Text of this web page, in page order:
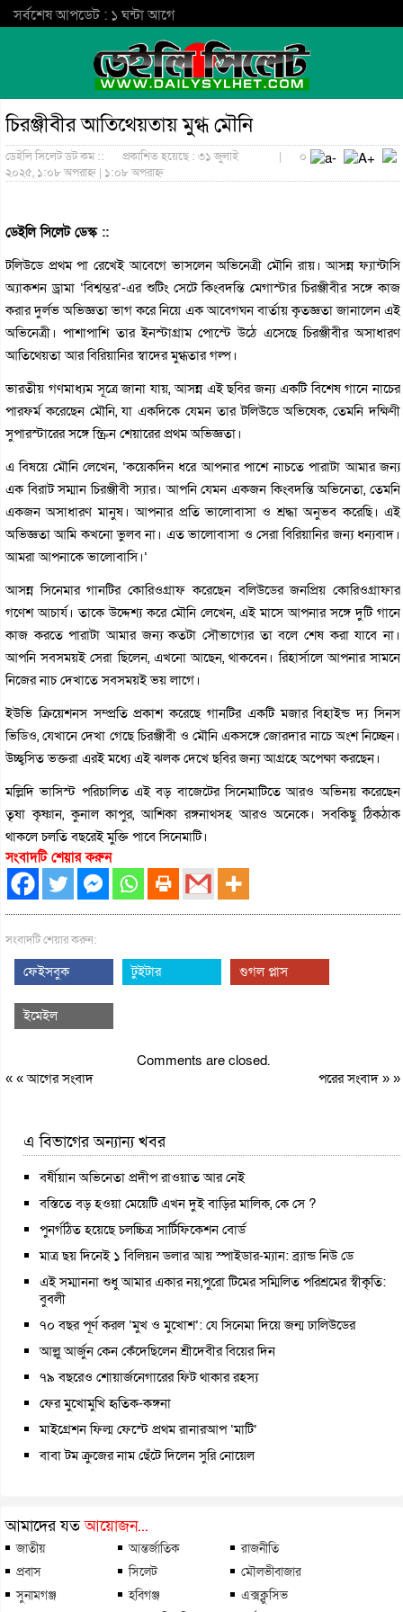
সর্বশেষ আপডেট : ১ ঘন্টা আগে
চিরঞ্জীবীর আতিথেয়তায় মুগ্ধ মৌনি
ডেইলি সিলেট ডট কম ::
প্রকাশিত হয়েছে : ৩১ জুলাই
২০২৫, ১:০৮ অপরাহ্ন | ১:০৮ অপরাহ্ন
| ০
ডেইলি সিলেট ডেস্ক ::
টলিউডে প্রথম পা রেখেই আবেগে ভাসলেন অভিনেত্রী মৌনি রায়। আসন্ন ফ্যান্টাসি
অ্যাকশন ড্রামা ‘বিশ্বম্ভর’-এর শুটিং সেটে কিংবদন্তি মেগাস্টার চিরঞ্জীবীর সঙ্গে কাজ
করার দুর্লভ অভিজ্ঞতা ভাগ করে নিয়ে এক আবেগঘন বার্তায় কৃতজ্ঞতা জানালেন এই
অভিনেত্রী। পাশাপাশি তার ইনস্টাগ্রাম পোস্টে উঠে এসেছে চিরঞ্জীবীর অসাধারণ
আতিথেয়তা আর বিরিয়ানির স্বাদের মুগ্ধতার গল্প।
ভারতীয় গণমাধ্যম সূত্রে জানা যায়, আসন্ন এই ছবির জন্য একটি বিশেষ গানে নাচের
পারফর্ম করেছেন মৌনি, যা একদিকে যেমন তার টলিউডে অভিষেক, তেমনি দক্ষিণী
সুপারস্টারের সঙ্গে স্ক্রিন শেয়ারের প্রথম অভিজ্ঞতা।
এ বিষয়ে মৌনি লেখেন, ‘কয়েকদিন ধরে আপনার পাশে নাচতে পারাটা আমার জন্য
এক বিরাট সম্মান চিরঞ্জীবী স্যার। আপনি যেমন একজন কিংবদন্তি অভিনেতা, তেমনি
একজন অসাধারণ মানুষ। আপনার প্রতি ভালোবাসা ও শ্রদ্ধা অনুভব করেছি। এই
অভিজ্ঞতা আমি কখনো ভুলব না। এত ভালোবাসা ও সেরা বিরিয়ানির জন্য ধন্যবাদ।
আমরা আপনাকে ভালোবাসি।‘
আসন্ন সিনেমার গানটির কোরিওগ্রাফ করেছেন বলিউডের জনপ্রিয় কোরিওগ্রাফার
গণেশ আচার্য। তাকে উদ্দেশ্য করে মৌনি লেখেন, এই মাসে আপনার সঙ্গে দুটি গানে
কাজ করতে পারাটা আমার জন্য কতটা সৌভাগ্যের তা বলে শেষ করা যাবে না।
আপনি সবসময়ই সেরা ছিলেন, এখনো আছেন, থাকবেন। রিহার্সালে আপনার সামনে
নিজের নাচ দেখাতে সবসময়ই ভয় লাগে।
ইউভি ক্রিয়েশনস সম্প্রতি প্রকাশ করেছে গানটির একটি মজার বিহাইন্ড দ্য সিনস
ভিডিও, যেখানে দেখা গেছে চিরঞ্জীবী ও মৌনি একসঙ্গে জোরদার নাচে অংশ নিচ্ছেন।
উচ্ছ্বসিত ভক্তরা এরই মধ্যে এই ঝলক দেখে ছবির জন্য আগ্রহে অপেক্ষা করছেন।
মল্লিদি ভাসিস্ট পরিচালিত এই বড় বাজেটের সিনেমাটিতে আরও অভিনয় করেছেন
তৃষা কৃষ্ণান, কুনাল কাপুর, আশিকা রঙ্গনাথসহ আরও অনেকে। সবকিছু ঠিকঠাক
থাকলে চলতি বছরেই মুক্তি পাবে সিনেমাটি।
সংবাদটি শেয়ার করুন
সংবাদটি শেয়ার করুন:
ফেইসবুক টুইটার গুগল প্লাস
ইমেইল
Comments are closed.
« «আগের সংবাদ পরের সংবাদ» »
এ বিভাগের অন্যান্য খবর
বর্ষীয়ান অভিনেতা প্রদীপ রাওয়াত আর নেই
বস্তিতে বড় হওয়া মেয়েটি এখন দুই বাড়ির মালিক, কে সে ?
পুনর্গঠিত হয়েছে চলচ্চিত্র সার্টিফিকেশন বোর্ড
মাত্র ছয় দিনেই ১ বিলিয়ন ডলার আয় স্পাইডার-ম্যান: ব্র্যান্ড নিউ ডে
এই সম্মাননা শুধু আমার একার নয়,পুরো টিমের সম্মিলিত পরিশ্রমের স্বীকৃতি:
বুবলী
৭০ বছর পূর্ণ করল ‘মুখ ও মুখোশ’: যে সিনেমা দিয়ে জন্ম ঢালিউডের
আল্লু আর্জুন কেন কেঁদেছিলেন শ্রীদেবীর বিয়ের দিন
৭৯ বছরেও শোয়ার্জনেগারের ফিট থাকার রহস্য
ফের মুখোমুখি হৃতিক-কঙ্গনা
মাইগ্রেশন ফিল্ম ফেস্টে প্রথম রানারআপ ‘মাটি’
বাবা টম ক্রুজের নাম ছেঁটে দিলেন সুরি নোয়েল
আমাদের যতআয়োজন...
জাতীয় আন্তর্জাতিক
রাজনীতি
প্রবাস
সিলেট
মৌলভীবাজার
সুনামগঞ্জ
হবিগঞ্জ
এক্সক্লুসিভ